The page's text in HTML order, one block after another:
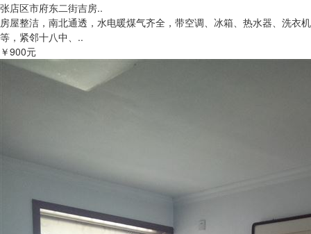
张店区市府东二街吉房..
房屋整洁，南北通透，水电暖煤气齐全，带空调、冰箱、热水器、洗衣机
等，紧邻十八中、..
￥900元